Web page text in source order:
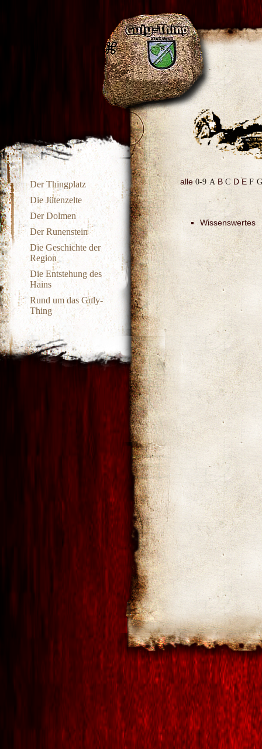
Der Thingplatz
Die Jütenzelte
Der Dolmen
Der Runenstein
Die Geschichte der
Region
Die Entstehung des
Hains
Rund um das Guly-
Thing
alle 0-9 A B C D E F G
Wissenswertes